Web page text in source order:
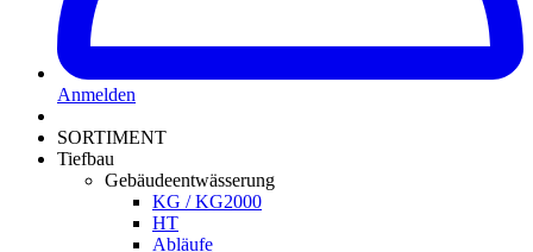
Anmelden
SORTIMENT
Tiefbau
Gebäudeentwässerung
KG / KG2000
HT
Abläufe